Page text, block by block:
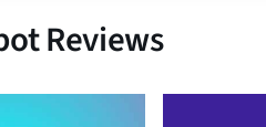
Reviews